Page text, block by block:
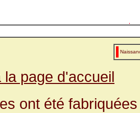
la page d'accueil
ont été